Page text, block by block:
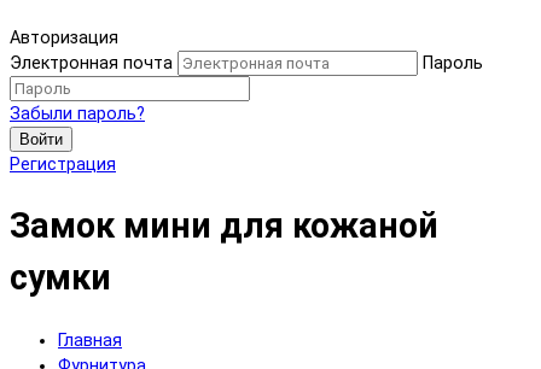
Авторизация
Электронная почта
Пароль
Забыли пароль?
Войти
Регистрация
Замок мини для кожаной
сумки
Главная